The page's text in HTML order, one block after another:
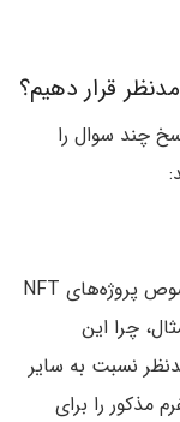
قرار دهیم؟
چند سوال را
این پرسش به شما دلیلی که فروشنده در خصوص پروژه‌های NFT
چرا این
نسبت به سایر
مذکور را برای